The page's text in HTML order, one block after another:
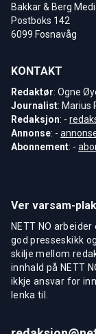
Bakkar & Berg
Postboks 142
6099 Fosnavåg
KONTAKT
Redaktør: Ogne
Journalist: Marius
Redaksjon: -
Annonse: -
Abonnement: -
Ver varsam-
NETT NO
god presseskikk
skilje mellom
innhald på NETT
ikkje ansvar for
lenka til.